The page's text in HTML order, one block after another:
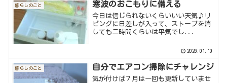
暮らしのこと 寒波のおこもりに備える
今日は信じられないくらいいい天気♪リ
ビングに日差しが入って、ストーブを消
しても二時間くらいは平気でし...
2026.01.10
暮らしのこと 自分でエアコン掃除にチャレンジ
気が付けば７月は一回も更新していませ